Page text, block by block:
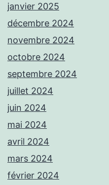
janvier 2025
décembre 2024
novembre 2024
octobre 2024
septembre 2024
juillet 2024
juin 2024
mai 2024
avril 2024
mars 2024
février 2024